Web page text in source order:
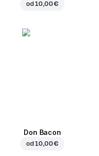
od10,00 €
Don Bacon
od10,00 €